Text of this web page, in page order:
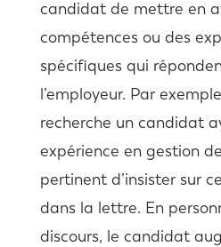
candidat de mettre en
compétences ou des
spécifiques qui
l’employeur. Par
recherche un candidat
expérience en gestion
pertinent d’insister sur
dans la lettre. En
discours, le candidat